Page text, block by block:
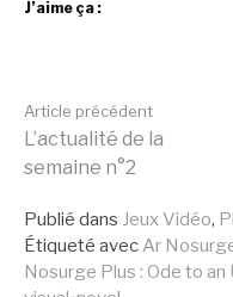
J’aime ça :
Lire
la
Article précédent
L’actualité de la
semaine n°2
Publié dans Jeux Vidéo,
Étiqueté avec Ar
Nosurge Plus : Ode to an